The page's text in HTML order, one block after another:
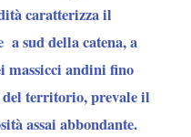
caratterizza il
a sud della catena,a
massicci andini fino
del territorio, prevale il
assai abbondante.